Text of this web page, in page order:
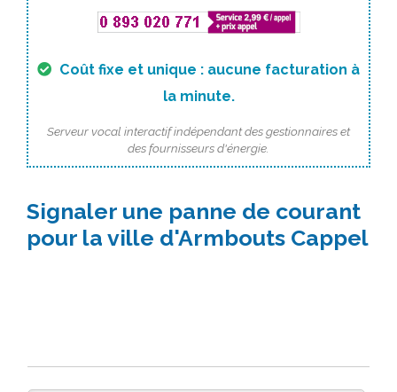
Coût fixe et unique : aucune facturation à
la minute.
Serveur vocal interactif indépendant des gestionnaires et
des fournisseurs d'énergie.
Signaler une panne de courant
pour la ville d'Armbouts Cappel